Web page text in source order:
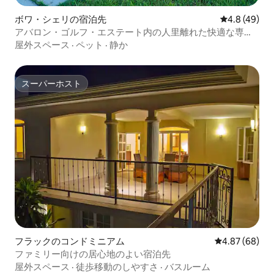
ボワ・シェリの宿泊先 レビュー49
4.8 (49)
アバロン・ゴルフ・エステート内の人里離れた快適な専用
ワンルーム
屋外スペース · ペット · 静か
スーパーホスト
スーパーホスト
フラックのコンドミニアム レビュー68
4.87 (68)
ファミリー向けの居心地のよい宿泊先
屋外スペース · 徒歩移動のしやすさ · バスルーム